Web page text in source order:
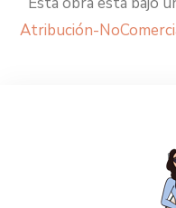
Atribución-